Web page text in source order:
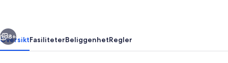
8+
OversiktFasiliteterBeliggenhetRegler